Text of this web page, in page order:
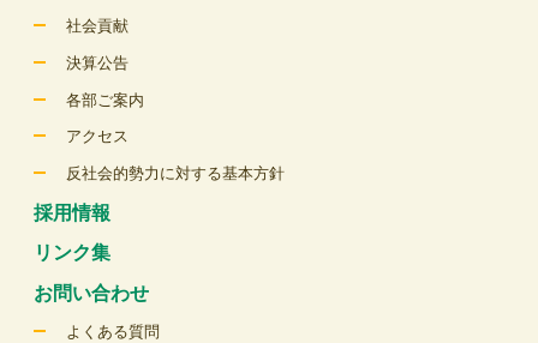
社会貢献
決算公告
各部ご案内
アクセス
反社会的勢力に対する基本方針
採用情報
リンク集
お問い合わせ
よくある質問